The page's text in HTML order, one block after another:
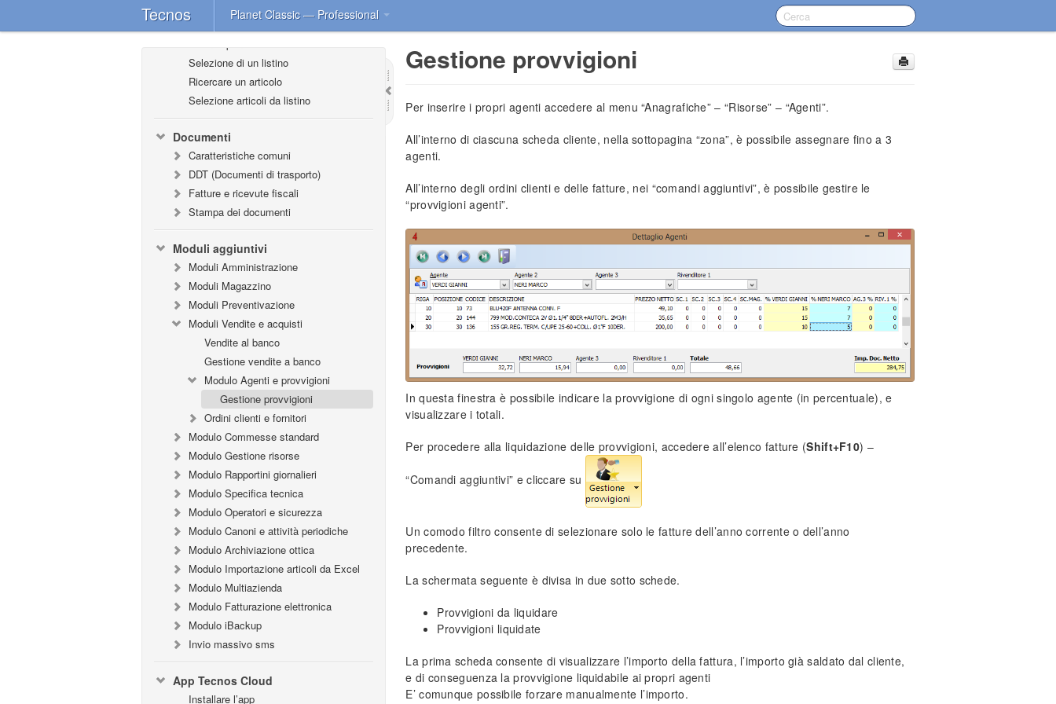
Tecnos Planet Classic — Professional
Listini e banche dati
Selezione di un listino
Ricercare un articolo
Selezione articoli da listino
Documenti
Caratteristiche comuni
DDT (Documenti di trasporto)
Fatture e ricevute fiscali
Stampa dei documenti
Moduli aggiuntivi
Moduli Amministrazione
Moduli Magazzino
Moduli Preventivazione
Moduli Vendite e acquisti
Vendite al banco
Gestione vendite a banco
Modulo Agenti e provvigioni
Gestione provvigioni
Ordini clienti e fornitori
Modulo Commesse standard
Modulo Gestione risorse
Modulo Rapportini giornalieri
Modulo Specifica tecnica
Modulo Operatori e sicurezza
Modulo Canoni e attività periodiche
Modulo Archiviazione ottica
Modulo Importazione articoli da Excel
Modulo Multiazienda
Modulo Fatturazione elettronica
Modulo iBackup
Invio massivo sms
App Tecnos Cloud
Installare l’app
Gestione provvigioni
Per inserire i propri agenti accedere al menu “Anagrafiche” – “Risorse” – “Agenti”.
All’interno di ciascuna scheda cliente, nella sottopagina “zona”, è possibile assegnare fino a 3
agenti.
All’interno degli ordini clienti e delle fatture, nei “comandi aggiuntivi”, è possibile gestire le
“provvigioni agenti”.
In questa finestra è possibile indicare la provvigione di ogni singolo agente (in percentuale), e
visualizzare i totali.
Per procedere alla liquidazione delle provvigioni, accedere all’elenco fatture (Shift+F10) –
“Comandi aggiuntivi” e cliccare su
Un comodo filtro consente di selezionare solo le fatture dell’anno corrente o dell’anno
precedente.
La schermata seguente è divisa in due sotto schede.
Provvigioni da liquidare
Provvigioni liquidate
La prima scheda consente di visualizzare l’importo della fattura, l’importo già saldato dal cliente,
e di conseguenza la provvigione liquidabile ai propri agenti
E’ comunque possibile forzare manualmente l’importo.